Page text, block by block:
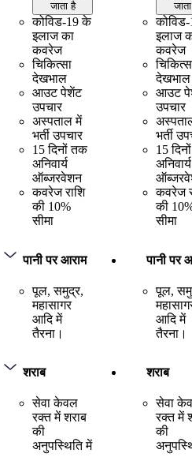
जाता है
कोविड-19 के
इलाज का
कवरेज
चिकित्सा
देखभाल
आउट पेशेंट
उपचार
अस्पताल में
भर्ती उपचार
15 दिनों तक
अनिवार्य
ऑब्जरवेशन
कवरेज राशि
की 10%
सीमा
पानी पर आराम
पूल, समुद्र,
महासागर
आदि में
तैरना।
शराब
सेवा केवल
रक्त में शराब
की
अनुपस्थिति में
इलाज
कवरेज
देखभाल
आउट
उपचार
भर्ती
15
अनिवार्य
कवरेज
की
सीमा
पानी पर
पूल,
आदि में
तैरना।
शराब
सेवा
रक्त में
की